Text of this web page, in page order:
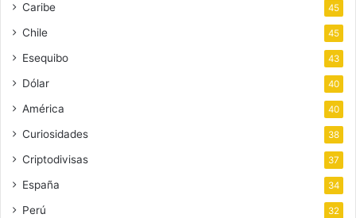
Caribe 45
Chile 45
Esequibo 43
Dólar 40
América 40
Curiosidades 38
Criptodivisas 37
España 34
Perú 32